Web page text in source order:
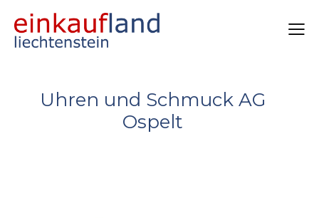
Uhren und Schmuck AG
Ospelt